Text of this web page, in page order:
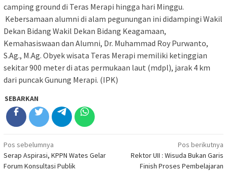
camping ground di Teras Merapi hingga hari Minggu.
Kebersamaan alumni di alam pegunungan ini didampingi Wakil
Dekan Bidang Wakil Dekan Bidang Keagamaan,
Kemahasiswaan dan Alumni, Dr. Muhammad Roy Purwanto,
S.Ag., M.Ag. Obyek wisata Teras Merapi memiliki ketinggian
sekitar 900 meter di atas permukaan laut (mdpl), jarak 4 km
dari puncak Gunung Merapi. (IPK)
SEBARKAN
Navigasi
pos
Pos sebelumnya
Serap Aspirasi, KPPN Wates Gelar
Forum Konsultasi Publik
Pos berikutnya
Rektor UII : Wisuda Bukan Garis
Finish Proses Pembelajaran